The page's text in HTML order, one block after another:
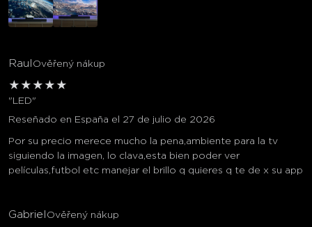
Raul Ověřený nákup
★ ★ ★ ★ ★
"LED"
Reseñado en España el 27 de julio de 2026
Por su precio merece mucho la pena,ambiente para la tv
siguiendo la imagen, lo clava,esta bien poder ver
películas,futbol etc manejar el brillo q quieres q te de x su app
Gabriel Ověřený nákup